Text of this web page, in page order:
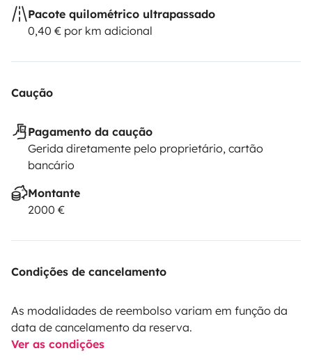
Pacote quilométrico ultrapassado
0,40 € por km adicional
Caução
Pagamento da caução
Gerida diretamente pelo proprietário, cartão
bancário
Montante
2000 €
Condições de cancelamento
As modalidades de reembolso variam em função da
data de cancelamento da reserva.
Ver as condições